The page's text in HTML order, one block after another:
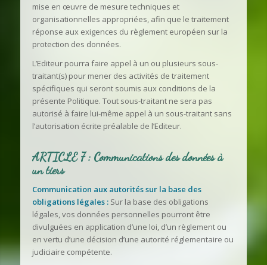
mise en œuvre de mesure techniques et
organisationnelles appropriées, afin que le traitement
réponse aux exigences du règlement européen sur la
protection des données.
L’Editeur pourra faire appel à un ou plusieurs sous-
traitant(s) pour mener des activités de traitement
spécifiques qui seront soumis aux conditions de la
présente Politique. Tout sous-traitant ne sera pas
autorisé à faire lui-même appel à un sous-traitant sans
l’autorisation écrite préalable de l’Editeur.
ARTICLE 7 : Communications des données à
un tiers
Communication aux autorités sur la base des
obligations légales : Sur la base des obligations
légales, vos données personnelles pourront être
divulguées en application d’une loi, d’un règlement ou
en vertu d’une décision d’une autorité réglementaire ou
judiciaire compétente.